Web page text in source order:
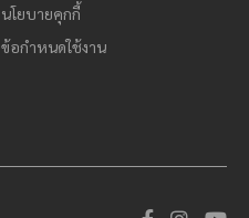
นโยบายคุกกี้
ข้อกำหนดใช้งาน